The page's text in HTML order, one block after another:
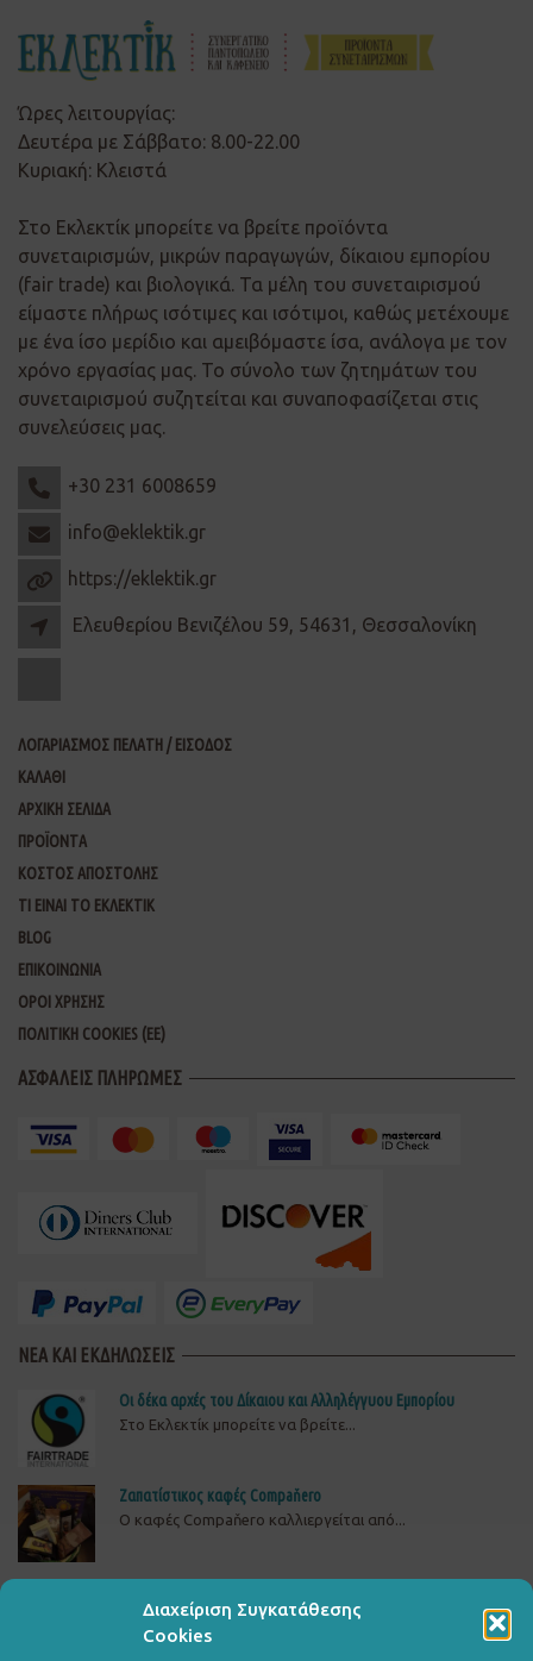
Διαχείριση Συγκατάθεσης
Cookies
Ώρες λειτουργίας:
Δευτέρα με Σάββατο: 8.00-22.00
Κυριακή: Κλειστά
Στο Εκλεκτίκ μπορείτε να βρείτε προϊόντα
συνεταιρισμών, μικρών παραγωγών, δίκαιου εμπορίου
(fair trade) και βιολογικά. Τα μέλη του συνεταιρισμού
είμαστε πλήρως ισότιμες και ισότιμοι, καθώς μετέχουμε
με ένα ίσο μερίδιο και αμειβόμαστε ίσα, ανάλογα με τον
χρόνο εργασίας μας. Το σύνολο των ζητημάτων του
συνεταιρισμού συζητείται και συναποφασίζεται στις
συνελεύσεις μας.
+30 231 6008659
info@eklektik.gr
https://eklektik.gr
Ελευθερίου Βενιζέλου 59, 54631, Θεσσαλονίκη
ΛΟΓΑΡΙΑΣΜΟΣ ΠΕΛΑΤΗ / ΕΙΣΟΔΟΣ
ΚΑΛΑΘΙ
ΑΡΧΙΚΗ ΣΕΛΙΔΑ
ΠΡΟΪΟΝΤΑ
ΚΟΣΤΟΣ ΑΠΟΣΤΟΛΗΣ
ΤΙ ΕΙΝΑΙ ΤΟ ΕΚΛΕΚΤΙΚ
BLOG
ΕΠΙΚΟΙΝΩΝΙΑ
ΟΡΟΙ ΧΡΗΣΗΣ
ΠΟΛΙΤΙΚΗ COOKIES (ΕΕ)
ΑΣΦΑΛΕΙΣ ΠΛΗΡΩΜΕΣ
ΝΕΑ ΚΑΙ ΕΚΔΗΛΩΣΕΙΣ
Οι δέκα αρχές του Δίκαιου και Αλληλέγγυου Εμπορίου
Στο Εκλεκτίκ μπορείτε να βρείτε...
Ζαπατίστικος καφές Compaňero
O καφές Compaňero καλλιεργείται από...
ΔΕΙΤΕ, ΥΠΟΓΡΑΨΤΕ ΚΑΙ ΔΙΑΔΩΣΤΕΤΗΝ ΚΑΜΠΑΝΙΑ...